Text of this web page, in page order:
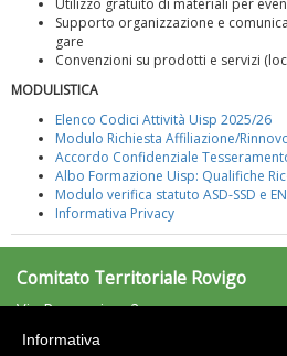
Tiziano Pesce nel Cda di
Supporto organizzazione e
gare
Convenzioni su prodotti e servizi
MODULISTICA
Elenco Codici Attività Uisp 2025/26
Modulo Richiesta Affiliazione/
Accordo Confidenziale
Albo Formazione Uisp: Qualifiche
Modulo verifica statuto ASD-SSD e
Informativa Privacy
Comitato Territoriale Rovigo
Via Ramazzina, 2
45100 Rovigo (RO)
Informativa